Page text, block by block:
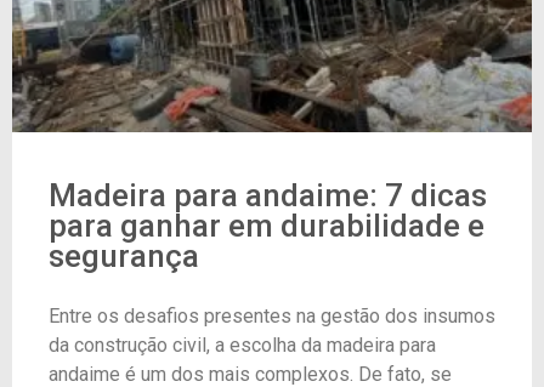
Madeira para andaime: 7 dicas
para ganhar em durabilidade e
segurança
Entre os desafios presentes na gestão dos insumos
da construção civil, a escolha da madeira para
andaime é um dos mais complexos. De fato, se